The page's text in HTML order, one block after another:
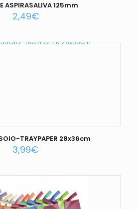
ASPIRASALIVA 125mm
2,49€
TRAYPAPER 28x36cm
3,99€